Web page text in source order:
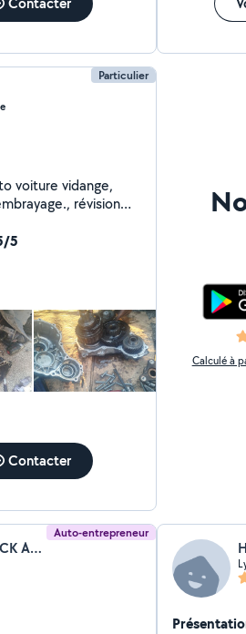
Particulier
vidange,
révision
5
Contacter
Calculé à
Auto-entrepreneur
Zack HANNACHI (ZACK AUTO 69)